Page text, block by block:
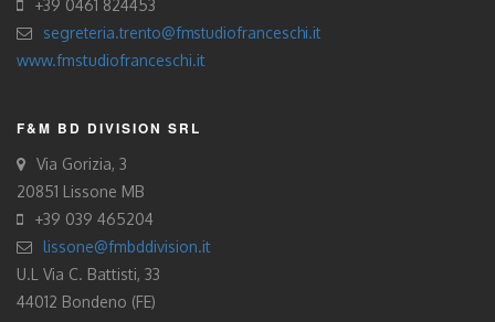
+39 0461 824453
segreteria.trento@fmstudiofranceschi.it
www.fmstudiofranceschi.it
F&M BD DIVISION SRL
Via Gorizia, 3
20851 Lissone MB
+39 039 465204
lissone@fmbddivision.it
U.L Via C. Battisti, 33
44012 Bondeno (FE)